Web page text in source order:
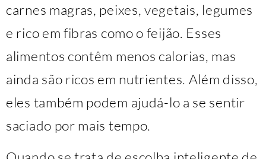
carnes magras, peixes, vegetais, legumes
e rico em fibras como o feijão. Esses
alimentos contêm menos calorias, mas
ainda são ricos em nutrientes. Além disso,
eles também podem ajudá-lo a se sentir
saciado por mais tempo.